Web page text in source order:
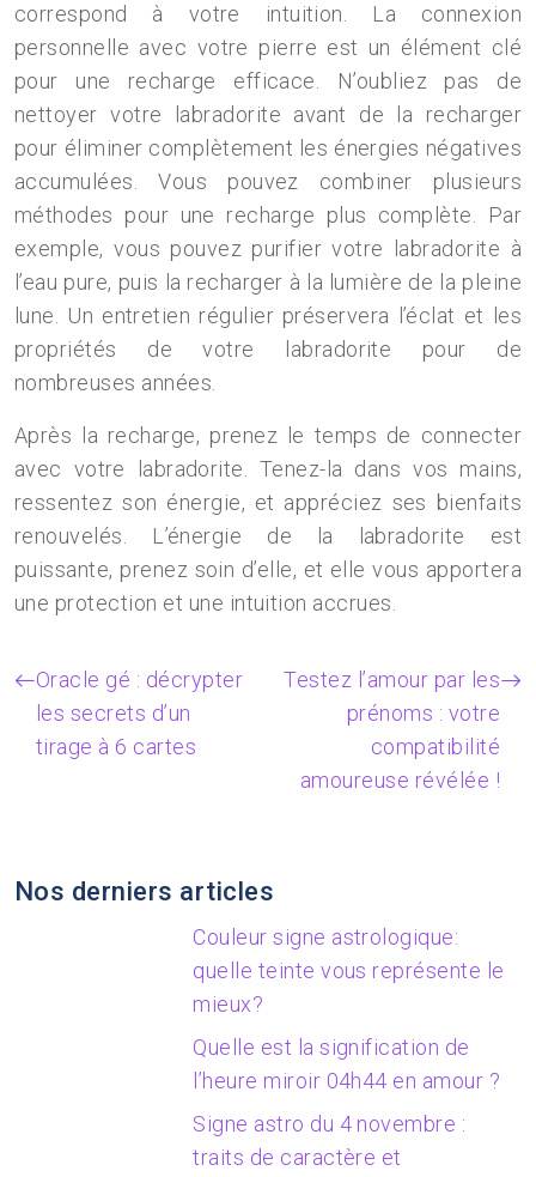
correspond à votre intuition. La connexion
personnelle avec votre pierre est un élément clé
pour une recharge efficace. N’oubliez pas de
nettoyer votre labradorite avant de la recharger
pour éliminer complètement les énergies négatives
accumulées. Vous pouvez combiner plusieurs
méthodes pour une recharge plus complète. Par
exemple, vous pouvez purifier votre labradorite à
l’eau pure, puis la recharger à la lumière de la pleine
lune. Un entretien régulier préservera l’éclat et les
propriétés de votre labradorite pour de
nombreuses années.
Après la recharge, prenez le temps de connecter
avec votre labradorite. Tenez-la dans vos mains,
ressentez son énergie, et appréciez ses bienfaits
renouvelés. L’énergie de la labradorite est
puissante, prenez soin d’elle, et elle vous apportera
une protection et une intuition accrues.
Oracle gé : décrypter
les secrets d’un
tirage à 6 cartes
Testez l’amour par les
prénoms : votre
compatibilité
amoureuse révélée !
Nos derniers articles
Couleur signe astrologique:
quelle teinte vous représente le
mieux?
Quelle est la signification de
l’heure miroir 04h44 en amour ?
Signe astro du 4 novembre :
traits de caractère et